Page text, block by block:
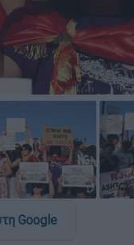
Google